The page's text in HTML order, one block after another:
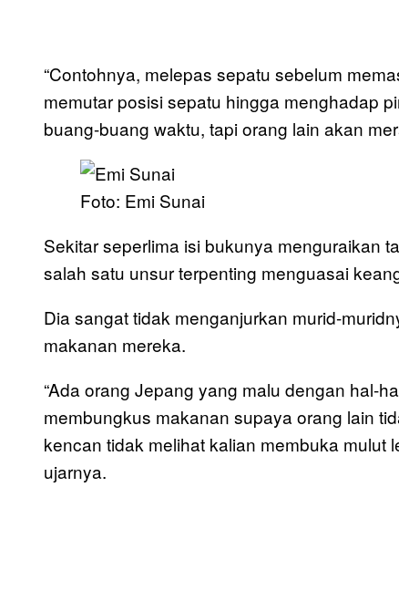
“Contohnya, melepas sepatu sebelum
memutar posisi sepatu hingga menghadap
buang-buang waktu, tapi orang lain akan
Foto: Emi Sunai
Sekitar seperlima isi bukunya menguraikan
salah satu unsur terpenting menguasai
Dia sangat tidak menganjurkan murid-
makanan mereka.
“Ada orang Jepang yang malu dengan hal-
membungkus makanan supaya orang lain
kencan tidak melihat kalian membuka mulut
ujarnya.